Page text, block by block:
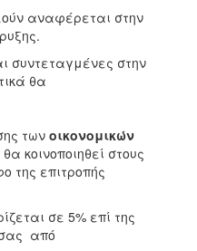
αναφέρεται στην
συντεταγμένες στην
θα
των οικονομικών
κοινοποιηθεί στους
της επιτροπής
σε 5% επί της
από